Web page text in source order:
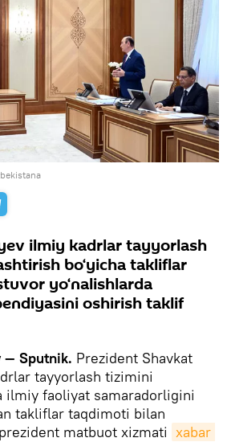
ilmiy kadrlar tayyorlash
bo‘yicha takliflar
yo‘nalishlarda
oshirish taklif
— Sputnik. Prezident Shavkat
tayyorlash tizimini
ilmiy faoliyat samaradorligini
takliflar taqdimoti bilan
matbuot xizmati xabar